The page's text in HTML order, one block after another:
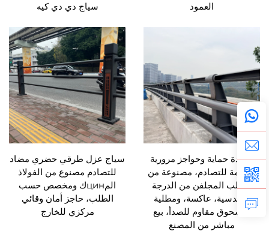
العمود سياج دي دي كيه
أعمدة حماية وحواجز مرورية
مقاومة للتصادم، مصنوعة من
الصلب المجلفن من الدرجة
الهندسية، عاكسة، ومطلية
بمسحوق مقاوم للصدأ، بيع
مباشر من المصنع
سياج عزل طرقي حضري مضاد
للتصادم مصنوع من الفولاذ
المцинك ومخصص حسب
الطلب، حاجز أمان وقائي
مركزي للخارج